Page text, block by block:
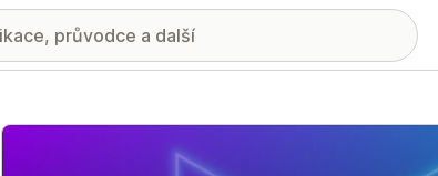
Galerie propagovaných obrázků